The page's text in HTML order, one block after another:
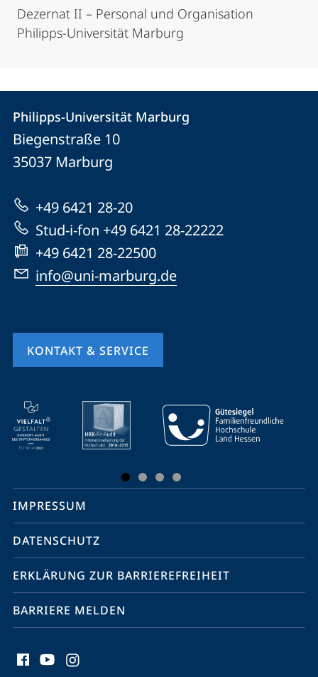
Dezernat II – Personal und Organisation
Philipps-Universität Marburg
Kontakt
und
Informationen
zur
Website
Kontaktinformationen
Philipps-
Universität
Philipps-Universität Marburg
Biegenstraße 10
35037 Marburg
+49 6421 28-20
Stud-i-fon +49 6421 28-22222
+49 6421 28-22500
info@uni-marburg.de
KONTAKT & SERVICE
Mobile-
Service-
Navigation
Social
Media
Kontakte
IMPRESSUM
DATENSCHUTZ
ERKLÄRUNG ZUR BARRIEREFREIHEIT
BARRIERE MELDEN